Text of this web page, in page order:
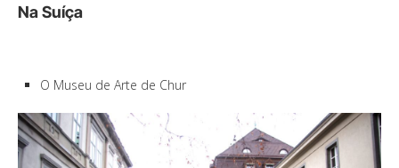
Na Suíça
O Museu de Arte de Chur